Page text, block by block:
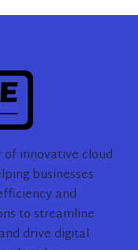
of innovative cloud
businesses
and
to streamline
drive digital